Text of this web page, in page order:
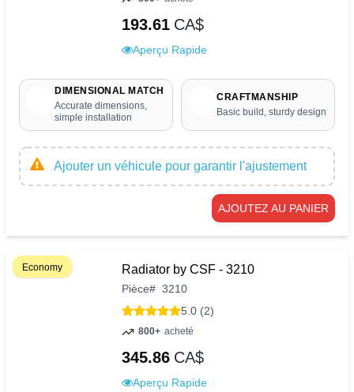
193.61 CA$
Aperçu Rapide
DIMENSIONAL MATCH
Accurate dimensions,
simple installation
CRAFTMANSHIP
Basic build, sturdy design
Ajouter un véhicule pour garantir l'ajustement
AJOUTEZ AU PANIER
Economy Radiator by CSF - 3210
Pièce# 3210
5.0 (2)
800+ acheté
345.86 CA$
Aperçu Rapide